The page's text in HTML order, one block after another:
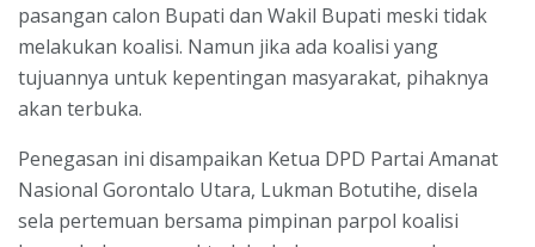
pasangan calon Bupati dan Wakil Bupati meski tidak
melakukan koalisi. Namun jika ada koalisi yang
tujuannya untuk kepentingan masyarakat, pihaknya
akan terbuka.
Penegasan ini disampaikan Ketua DPD Partai Amanat
Nasional Gorontalo Utara, Lukman Botutihe, disela
sela pertemuan bersama pimpinan parpol koalisi